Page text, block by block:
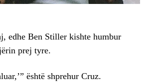
edhe Ben Stiller kishte humbur
prej tyre.
është shprehur Cruz.